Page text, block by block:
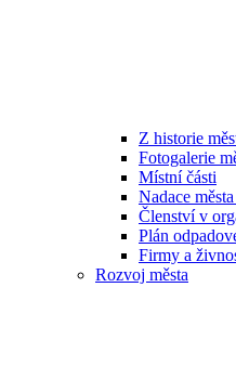
Z historie
Fotogalerie
Místní části
Nadace
Členství v
Plán
Firmy a
Rozvoj města